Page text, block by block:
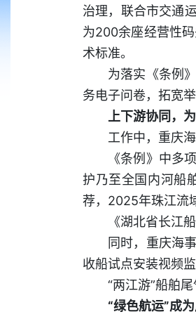
治理，联合市交通
为200余座经营性
术标准。
为落实《条例
务电子问卷，拓宽
上下游协同，
工作中，重庆
《条例》中多
护乃至全国内河船
荐，2025年珠江流
《湖北省长江
同时，重庆海
收船试点安装视频
“两江游”船舶
“绿色航运”成